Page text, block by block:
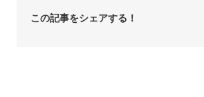
この記事をシェアする！